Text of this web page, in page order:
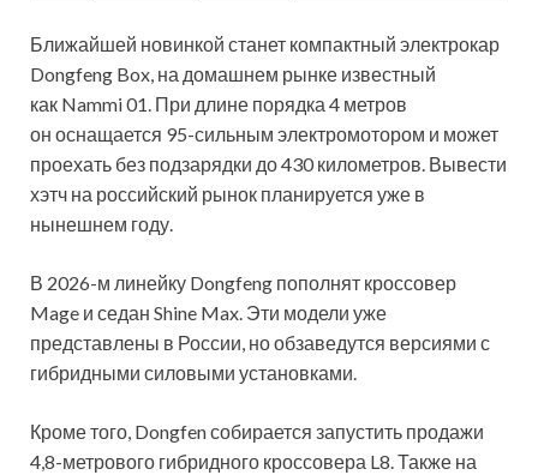
Ближайшей новинкой станет компактный электрокар
Dongfeng Box, на домашнем рынке известный
как Nammi 01. При длине порядка 4 метров
он оснащается 95-сильным электромотором и может
проехать без подзарядки до 430 километров. Вывести
хэтч на российский рынок планируется уже в
нынешнем году.
В 2026-м линейку Dongfeng пополнят кроссовер
Mage и седан Shine Max. Эти модели уже
представлены в России, но обзаведутся версиями с
гибридными силовыми установками.
Кроме того, Dongfen собирается запустить продажи
4,8-метрового гибридного кроссовера L8. Также на